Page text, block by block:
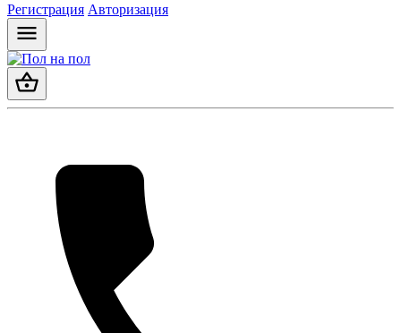
Регистрация Авторизация